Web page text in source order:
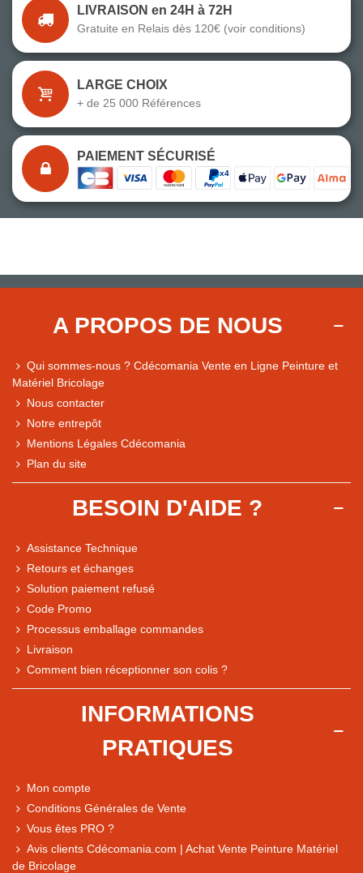
Comparaison des performances du magasin
Express, Chez vous, Point relais, Retrait magasin
LIVRAISON en 24H à 72H
Gratuite en Relais dès 120€ (voir conditions)
LARGE CHOIX
+ de 25 000 Références
PAIEMENT SÉCURISÉ
A PROPOS DE NOUS
Qui sommes-nous ? Cdécomania Vente en Ligne Peinture et
Matériel Bricolage
Nous contacter
Notre entrepôt
Mentions Légales Cdécomania
Plan du site
BESOIN D'AIDE ?
Assistance Technique
Retours et échanges
Solution paiement refusé
Code Promo
Processus emballage commandes
Livraison
Comment bien réceptionner son colis ?
INFORMATIONS
PRATIQUES
Mon compte
Conditions Générales de Vente
Vous êtes PRO ?
Avis clients Cdécomania.com | Achat Vente Peinture Matériel
de Bricolage